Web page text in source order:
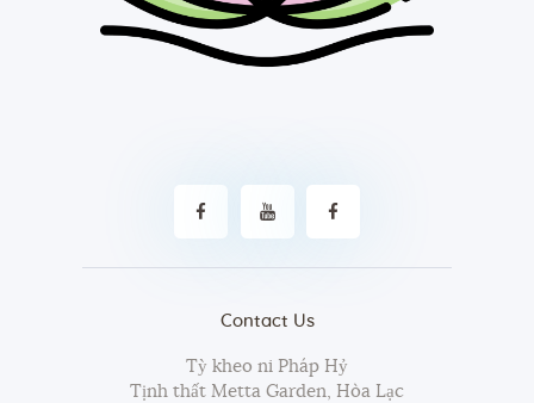
Contact Us
Tỳ kheo ni Pháp Hỷ
Tịnh thất Metta Garden, Hòa Lạc